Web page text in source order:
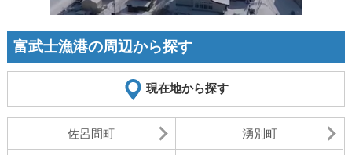
富武士漁港の周辺から探す
現在地から探す
佐呂間町 湧別町